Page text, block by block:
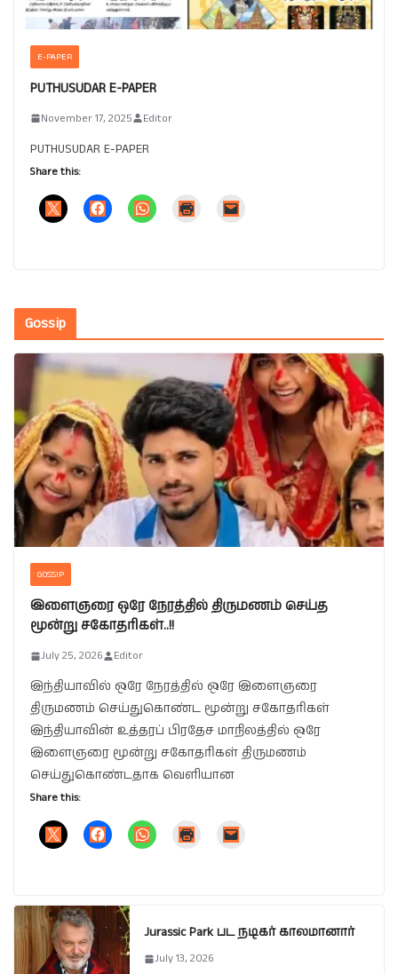
E-PAPER
PUTHUSUDAR E-PAPER
November 17, 2025 Editor
PUTHUSUDAR E-PAPER
Share this:
Gossip
GOSSIP
இளைஞரை ஒரே நேரத்தில் திருமணம் செய்த
மூன்று சகோதரிகள்..!!
July 25, 2026 Editor
இந்தியாவில் ஒரே நேரத்தில் ஒரே இளைஞரை
திருமணம் செய்துகொண்ட மூன்று சகோதரிகள்
இந்தியாவின் உத்தரப் பிரதேச மாநிலத்தில் ஒரே
இளைஞரை மூன்று சகோதரிகள் திருமணம்
செய்துகொண்டதாக வெளியான
Share this:
Jurassic Park பட நடிகர் காலமானார்
July 13, 2026